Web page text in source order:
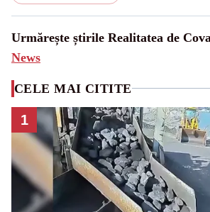
Urmărește știrile Realitatea de
News
CELE MAI CITITE
1